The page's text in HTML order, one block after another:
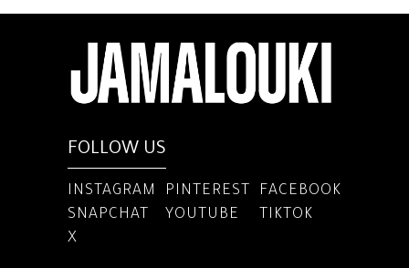
FOLLOW US
INSTAGRAM PINTEREST
FACEBOOK
SNAPCHAT
YOUTUBE
TIKTOK
X